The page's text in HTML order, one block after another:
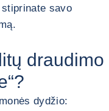
savo
draudimo
dydžio: